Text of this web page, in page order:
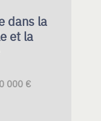
dans la
et la
000 €